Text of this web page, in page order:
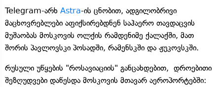
Telegram-არხ Astra-ის ცნობით, ადგილობრივი
მაცხოვრებლები აფიქსირებდნენ საჰაერო თავდაცვის
მუშაობას მოსკოვის ოლქის რამდენიმე ქალაქში, მათ
შორის პავლოვსკი პოსადში, რამენსკში და ჟუკოვსკში.
რუსული უწყების "როსავიაციის" განცახდებით, დროებითი
შეზღუდვები დაწესდა მოსკოვის მთავარ აეროპორტებში: